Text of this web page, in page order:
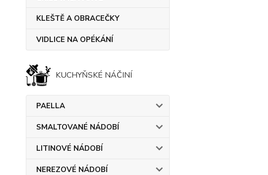
KLEŠTĚ A OBRACEČKY
VIDLICE NA OPÉKÁNÍ
KUCHYŇSKÉ NÁČINÍ
PAELLA
SMALTOVANÉ NÁDOBÍ
LITINOVÉ NÁDOBÍ
NEREZOVÉ NÁDOBÍ